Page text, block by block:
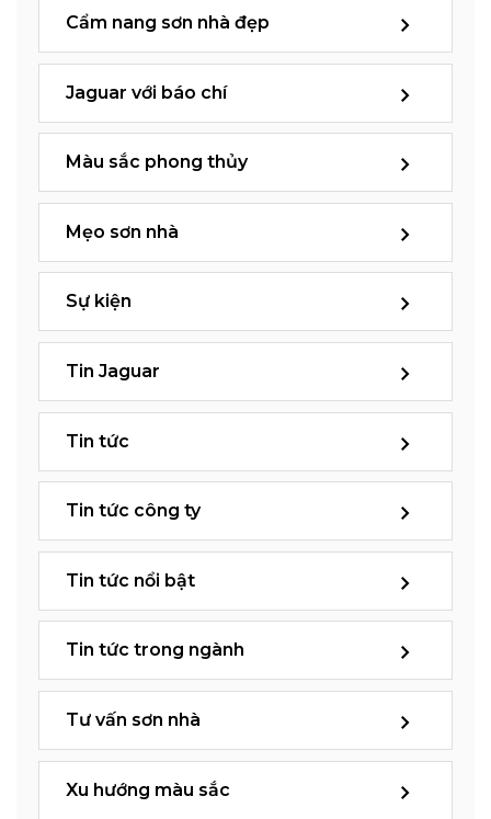
Cẩm nang sơn nhà đẹp
Jaguar với báo chí
Màu sắc phong thủy
Mẹo sơn nhà
Sự kiện
Tin Jaguar
Tin tức
Tin tức công ty
Tin tức nổi bật
Tin tức trong ngành
Tư vấn sơn nhà
Xu hướng màu sắc